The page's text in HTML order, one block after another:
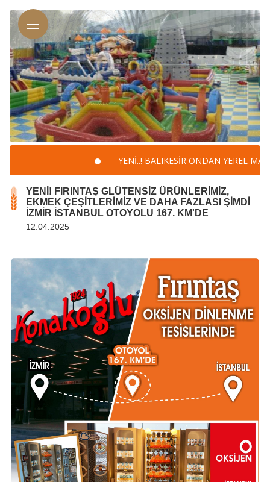
YENİ..! BALIKESİR ONDAN YEREL
YENİ! FIRINTAŞ GLÜTENSİZ ÜRÜNLERİMİZ,
EKMEK ÇEŞİTLERİMİZ VE DAHA FAZLASI ŞİMDİ
İZMİR İSTANBUL OTOYOLU 167. KM'DE
12.04.2025